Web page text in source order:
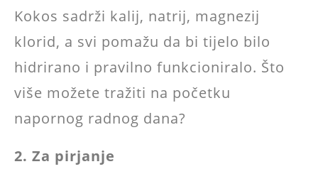
Kokos sadrži kalij, natrij, magnezij
klorid, a svi pomažu da bi tijelo bilo
hidrirano i pravilno funkcioniralo. Što
više možete tražiti na početku
napornog radnog dana?
2. Za pirjanje